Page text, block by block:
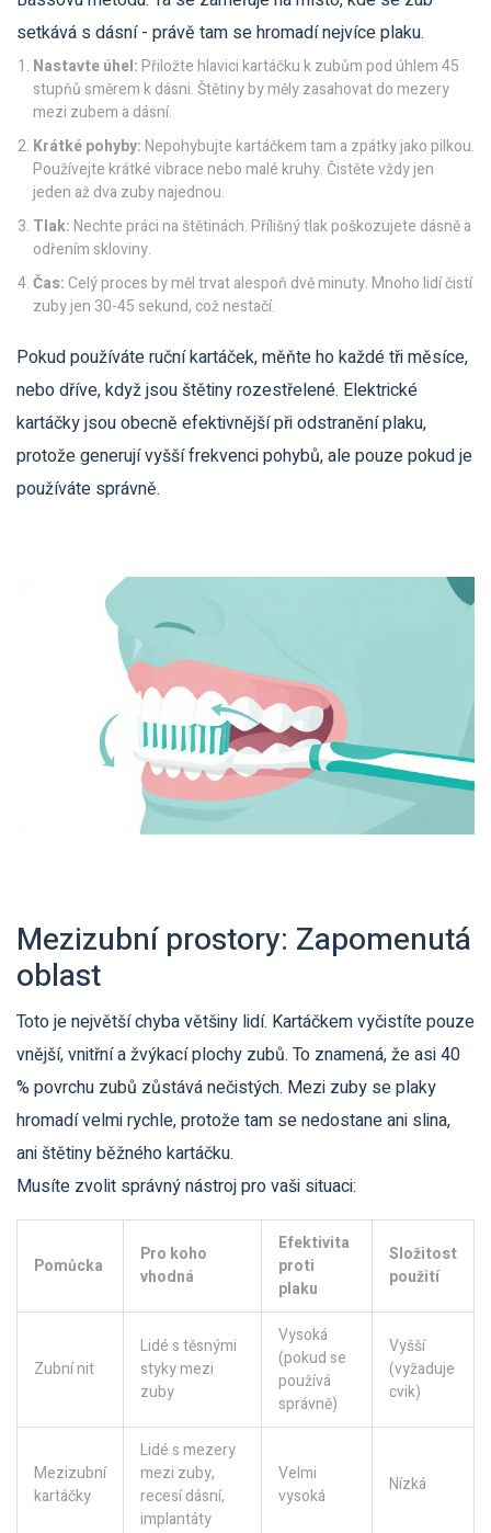
setkává s dásní - právě tam se hromadí nejvíce plaku.
Nastavte úhel:Přiložte hlavici kartáčku k zubům pod úhlem 45
stupňů směrem k dásni. Štětiny by měly zasahovat do mezery
mezi zubem a dásní.
Krátké pohyby:Nepohybujte kartáčkem tam a zpátky jako pilkou.
Používejte krátké vibrace nebo malé kruhy. Čistěte vždy jen
jeden až dva zuby najednou.
Tlak:Nechte práci na štětinách. Přílišný tlak poškozujete dásně a
odřením skloviny.
Čas:Celý proces by měl trvat alespoň dvě minuty. Mnoho lidí čistí
zuby jen 30-45 sekund, což nestačí.
Pokud používáte ruční kartáček, měňte ho každé tři měsíce,
nebo dříve, když jsou štětiny rozestřelené. Elektrické
kartáčky jsou obecně efektivnější při odstranění plaku,
protože generují vyšší frekvenci pohybů, ale pouze pokud je
používáte správně.
Mezizubní prostory: Zapomenutá
oblast
Toto je největší chyba většiny lidí. Kartáčkem vyčistíte pouze
vnější, vnitřní a žvýkací plochy zubů. To znamená, že asi 40
% povrchu zubů zůstává nečistých. Mezi zuby se plaky
hromadí velmi rychle, protože tam se nedostane ani slina,
ani štětiny běžného kartáčku.
Musíte zvolit správný nástroj pro vaši situaci:
Pomůcka
Pro koho
vhodná
Efektivita
proti
plaku
Složitost
použití
Zubní nit
Lidé s těsnými
styky mezi
zuby
Vysoká
(pokud se
používá
správně)
Vyšší
(vyžaduje
cvik)
Mezizubní
kartáčky
Lidé s mezery
mezi zuby,
recesí dásní,
implantáty
Velmi
vysoká
Nízká